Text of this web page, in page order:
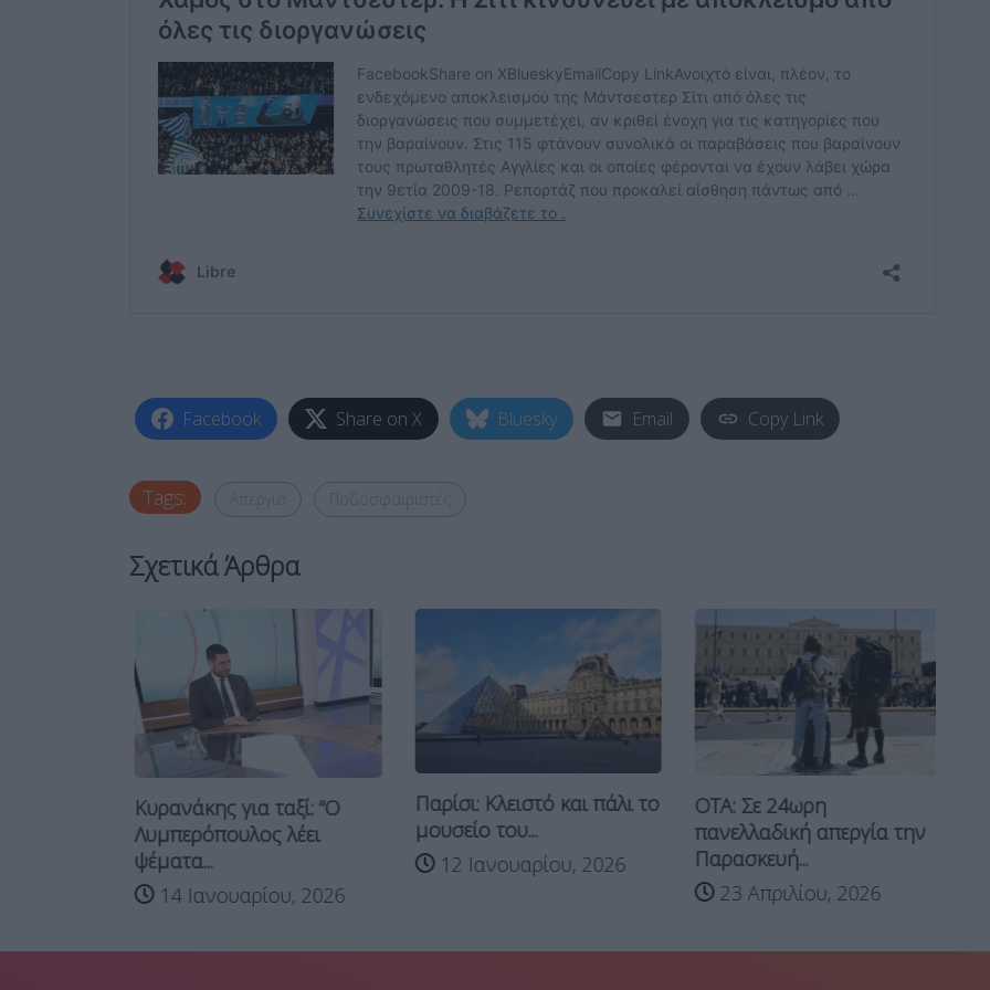
Facebook Share on X Bluesky Email Copy Link
Tags:
Σχετικά Άρθρα
Κυρανάκης για ταξί: “Ο
Λυμπερόπουλος λέει
ψέματα...
14 Ιανουαρίου, 2026
Παρίσι: Κλειστό και πάλι το
μουσείο του...
12 Ιανουαρίου, 2026
ΟΤΑ: Σε 24ωρη
πανελλαδική απεργία την
Παρασκευή...
23 Απριλίου, 2026